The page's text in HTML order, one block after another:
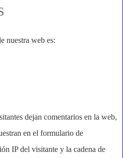
nuestra web es:
dejan comentarios en la web,
en el formulario de
IP del visitante y la cadena de